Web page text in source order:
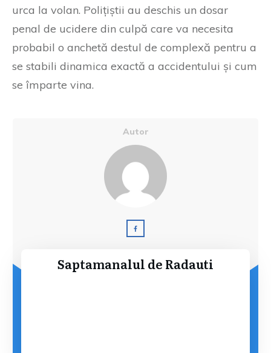
urca la volan. Polițiștii au deschis un dosar
penal de ucidere din culpă care va necesita
probabil o anchetă destul de complexă pentru a
se stabili dinamica exactă a accidentului și cum
se împarte vina.
Autor
Saptamanalul de Radauti